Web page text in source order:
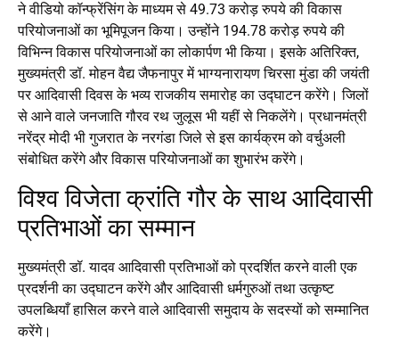
ने वीडियो कॉन्फ्रेंसिंग के माध्यम से 49.73 करोड़ रुपये की विकास
परियोजनाओं का भूमिपूजन किया। उन्होंने 194.78 करोड़ रुपये की
विभिन्न विकास परियोजनाओं का लोकार्पण भी किया। इसके अतिरिक्त,
मुख्यमंत्री डॉ. मोहन वैद्य जैफनापुर में भाग्यनारायण चिरसा मुंडा की जयंती
पर आदिवासी दिवस के भव्य राजकीय समारोह का उद्घाटन करेंगे। जिलों
से आने वाले जनजाति गौरव रथ जुलूस भी यहीं से निकलेंगे। प्रधानमंत्री
नरेंद्र मोदी भी गुजरात के नरगंडा जिले से इस कार्यक्रम को वर्चुअली
संबोधित करेंगे और विकास परियोजनाओं का शुभारंभ करेंगे।
विश्व विजेता क्रांति गौर के साथ आदिवासी
प्रतिभाओं का सम्मान
मुख्यमंत्री डॉ. यादव आदिवासी प्रतिभाओं को प्रदर्शित करने वाली एक
प्रदर्शनी का उद्घाटन करेंगे और आदिवासी धर्मगुरुओं तथा उत्कृष्ट
उपलब्धियाँ हासिल करने वाले आदिवासी समुदाय के सदस्यों को सम्मानित
करेंगे।